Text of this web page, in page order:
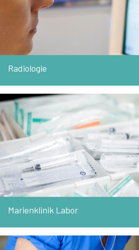
Radiologie
Marienklinik Labor